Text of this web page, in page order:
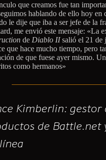
que creamos fue tan
hablando de ello hoy en
le dije que iba a ser jefe de la
me envió este mensaje: «La
de Diablo IIsalió el 21 de
que hace mucho tiempo, pero
de que fuese ayer mismo.
como hermanos»
Kimberlin: gestor
de Battle.net